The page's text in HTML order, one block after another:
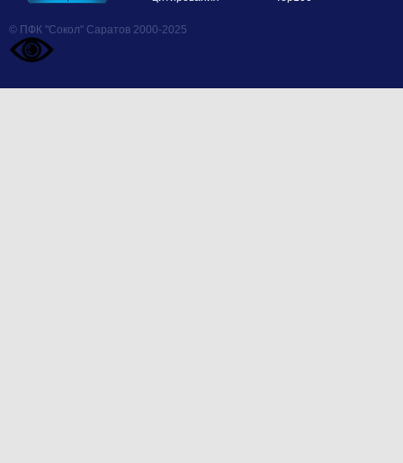
© ПФК "Сокол" Саратов 2000-2025